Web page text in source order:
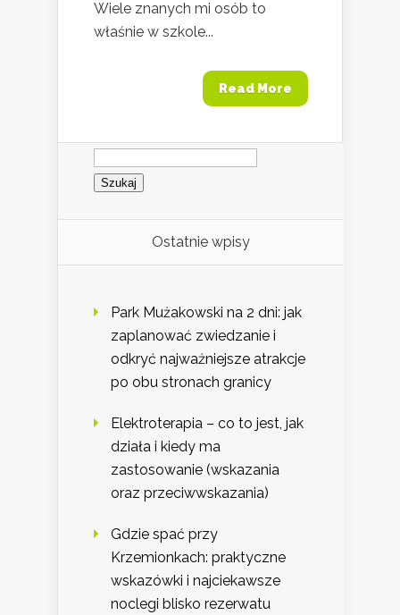
Wiele znanych mi osób to
właśnie w szkole...
Read More
Szukaj:
Ostatnie wpisy
Park Mużakowski na 2 dni: jak
zaplanować zwiedzanie i
odkryć najważniejsze atrakcje
po obu stronach granicy
Elektroterapia – co to jest, jak
działa i kiedy ma
zastosowanie (wskazania
oraz przeciwwskazania)
Gdzie spać przy
Krzemionkach: praktyczne
wskazówki i najciekawsze
noclegi blisko rezerwatu